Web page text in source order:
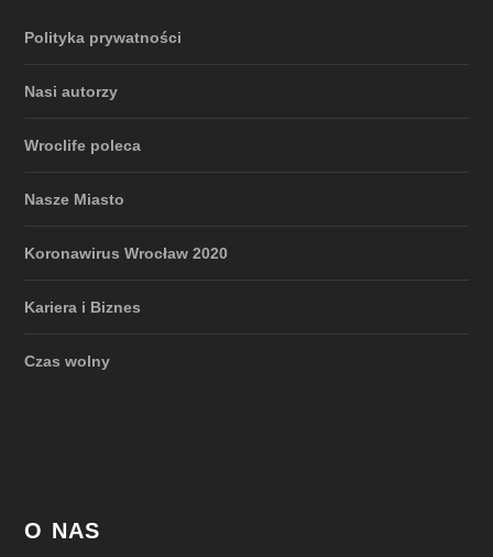
Polityka prywatności
Nasi autorzy
Wroclife poleca
Nasze Miasto
Koronawirus Wrocław 2020
Kariera i Biznes
Czas wolny
O NAS